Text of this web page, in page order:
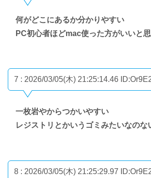
何がどこにあるか分かりやすい
PC初心者ほどmac使った方がいいと
7 : 2026/03/05(木) 21:25:14.46
一枚岩やからつかいやすい
レジストリとかいうゴミみたいなのな
8 : 2026/03/05(木) 21:25:29.97